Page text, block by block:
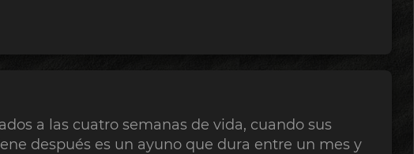
a las cuatro semanas de vida, cuando sus
después es un ayuno que dura entre un mes y